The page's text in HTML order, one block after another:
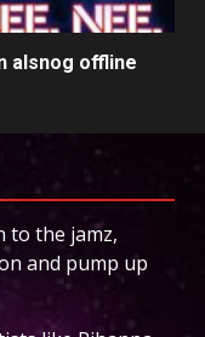
alsnog offline
to the jamz,
and pump up